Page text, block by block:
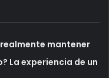
mantener
La experiencia de un